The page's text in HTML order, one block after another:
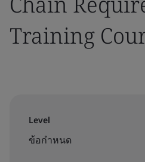
Training
Level
ข้อกำหนด